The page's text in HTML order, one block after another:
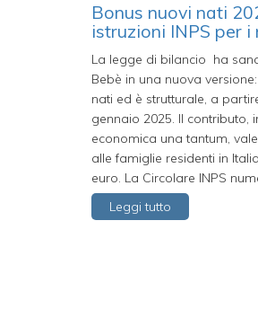
Bonus nuovi nati
istruzioni INPS per i
La legge di bilancio ha
Bebè in una nuova
nati ed è strutturale, a
gennaio 2025. Il contributo,
economica una tantum,
alle famiglie residenti in
euro. La Circolare INPS
Leggi tutto